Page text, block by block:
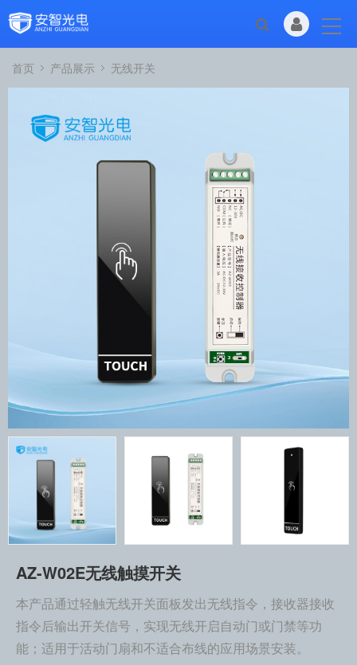
首页 产品展示 无线开关
AZ-W02E无线触摸开关
本产品通过轻触无线开关面板发出无线指令，接收器接收
指令后输出开关信号，实现无线开启自动门或门禁等功
能；适用于活动门扇和不适合布线的应用场景安装。